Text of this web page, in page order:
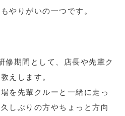
やりがいの一つです。
修期間として、店長や先輩ク
えします。
を先輩クルーと一緒に走っ
しぶりの方やちょっと方向